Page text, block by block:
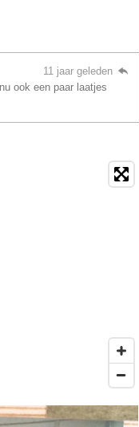
11 jaar geleden
ook een paar laatjes